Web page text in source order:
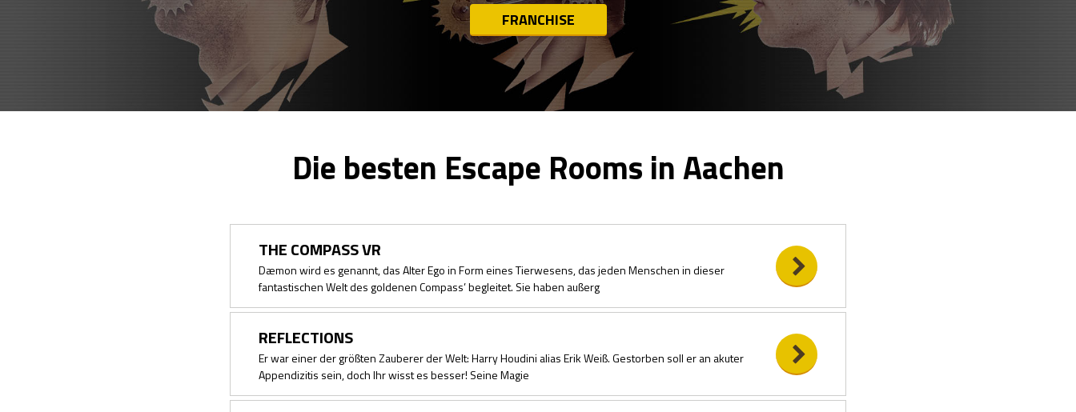
FRANCHISE
Die besten Escape Rooms in Aachen
THE COMPASS VR
Dæmon wird es genannt, das Alter Ego in Form eines Tierwesens, das jeden Menschen in dieser
fantastischen Welt des goldenen Compass’ begleitet. Sie haben außerg
REFLECTIONS
Er war einer der größten Zauberer der Welt: Harry Houdini alias Erik Weiß. Gestorben soll er an akuter
Appendizitis sein, doch Ihr wisst es besser! Seine Magie